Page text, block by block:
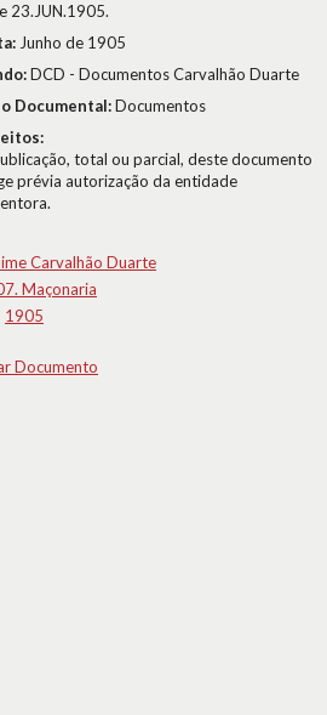
23.JUN.1905.
Junho de 1905
DCD - Documentos Carvalhão Duarte
Documental:Documentos
total ou parcial, deste documento
prévia autorização da entidade
Carvalhão Duarte
Maçonaria
1905
Documento